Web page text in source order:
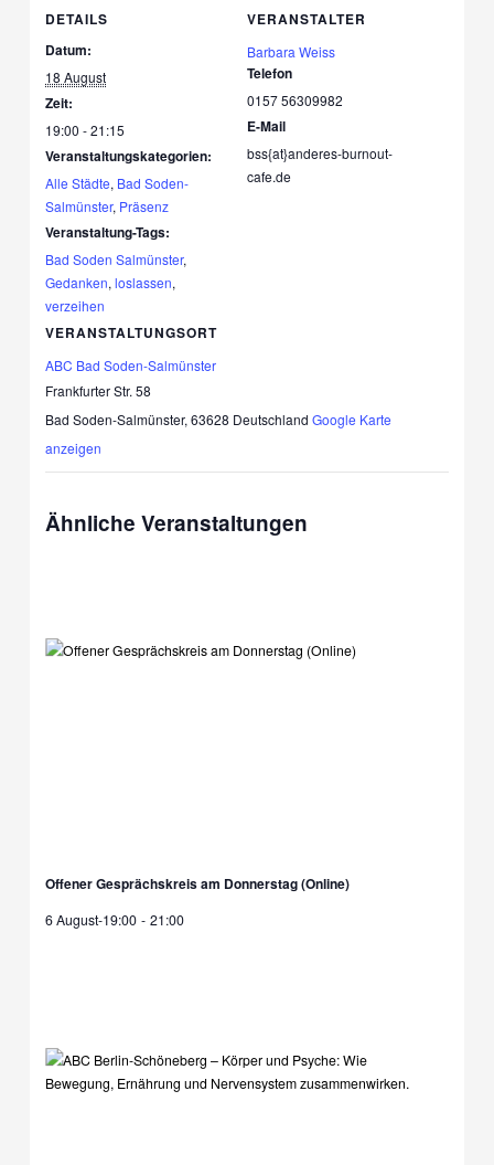
DETAILS
Datum:
18 August
Zeit:
19:00 - 21:15
Veranstaltungskategorien:
Alle Städte, Bad Soden-
Salmünster, Präsenz
Veranstaltung-Tags:
Bad Soden Salmünster,
Gedanken,loslassen,
verzeihen
VERANSTALTUNGSORT
ABC Bad Soden-Salmünster
Frankfurter Str. 58
Bad Soden-Salmünster, 63628 Deutschland Google Karte
anzeigen
VERANSTALTER
Barbara Weiss
Telefon
0157 56309982
E-Mail
bss{at}anderes-burnout-
cafe.de
Ähnliche Veranstaltungen
Offener Gesprächskreis am Donnerstag (Online)
6 August-19:00 - 21:00